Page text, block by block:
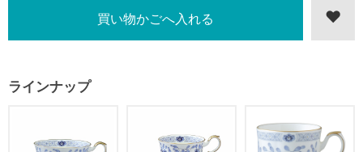
ラインナップ